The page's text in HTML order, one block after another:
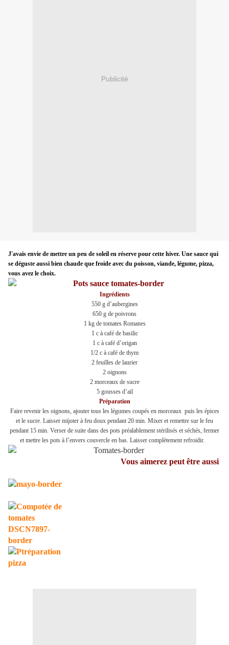
Publicité
J'avais envie de mettre un peu de soleil en réserve pour cette hiver. Une sauce qui
se déguste aussi bien chaude que froide avec du poisson, viande, légume, pizza,
vous avez le choix.
Ingrédients
550 g d’aubergines
650 g de poivrons
1 kg de tomates Romanes
1 c à café de basilic
1 c à café d’origan
1/2 c à café de thym
2 feuilles de laurier
2 oignons
2 morceaux de sucre
5 gousses d’ail
Préparation
Faire revenir les oignons, ajouter tous les légumes coupés en morceaux puis les épices
et le sucre. Laisser mijoter à feu doux pendant 20 min. Mixer et remettre sur le feu
pendant 15 min. Verser de suite dans des pots préalablement stérilisés et séchés, fermer
et mettre les pots à l’envers couvercle en bas. Laisser complètement refroidir.
Vous aimerez peut être aussi